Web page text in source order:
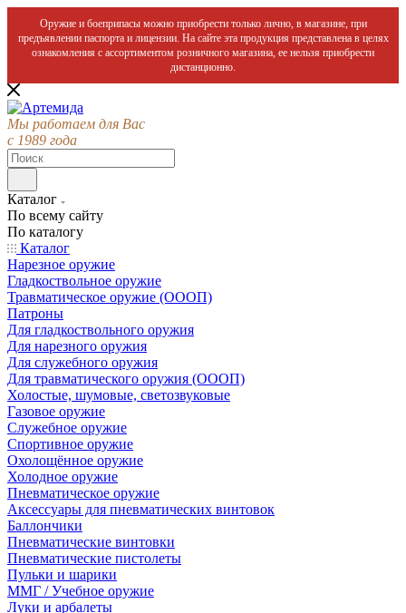
Оружие и боеприпасы можно приобрести только лично, в магазине, при
предъявлении паспорта и лицензии. На сайте эта продукция представлена в целях
ознакомления с ассортиментом розничного магазина, ее нельзя приобрести
дистанционно.
Мы работаем для Вас
с 1989 года
Каталог
По всему сайту
По каталогу
Каталог
Нарезное оружие
Гладкоствольное оружие
Травматическое оружие (ОООП)
Патроны
Для гладкоствольного оружия
Для нарезного оружия
Для служебного оружия
Для травматического оружия (ОООП)
Холостые, шумовые, светозвуковые
Газовое оружие
Служебное оружие
Спортивное оружие
Охолощённое оружие
Холодное оружие
Пневматическое оружие
Аксессуары для пневматических винтовок
Баллончики
Пневматические винтовки
Пневматические пистолеты
Пульки и шарики
ММГ / Учебное оружие
Луки и арбалеты